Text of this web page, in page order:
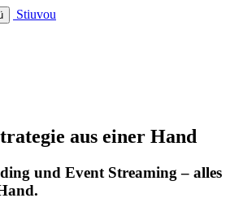
Stiuvou
aus einer Hand
und Event Streaming – alles